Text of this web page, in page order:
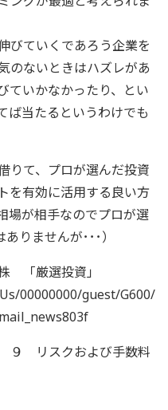
びていくであろう企業を
のないときはハズレがあ
ていかなかったり、とい
ば当たるというわけでも
りて、プロが選んだ投資
を有効に活用する良い方
場が相手なのでプロが選
りませんが･･･）
「厳選投資」
00000000/guest/G600/
９ リスクおよび手数料